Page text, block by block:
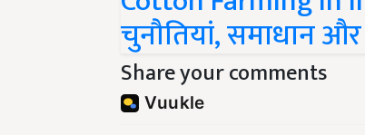
चुनौतियां, समाधान
Share your comments